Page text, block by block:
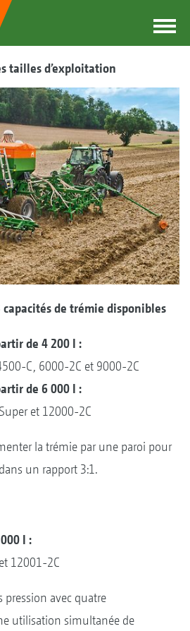
tailles d’exploitation
de trémie disponibles
de 4 200 l :
C, 6000-2C et 9000-2C
de 6 000 l :
et 12000-2C
la trémie par une paroi pour
un rapport 3:1.
l :
12001-2C
pression avec quatre
utilisation simultanée de